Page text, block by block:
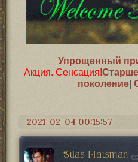
Упрощенный
Акция. Сенсация!
поколение|
2021-02-04 00:15:57
Silas Haisman